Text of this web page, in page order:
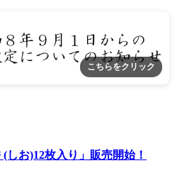
しお)12枚入り」販売開始！